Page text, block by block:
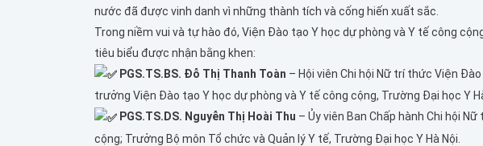
nước đã được vinh danh vì những thành tích và cống hiến xuất sắc.
Trong niềm vui và tự hào đó, Viện Đào tạo Y học dự phòng và Y tế công
tiêu biểu được nhận bằng khen:
PGS.TS.BS. Đỗ Thị Thanh Toàn – Hội viên Chi hội Nữ trí thức Viện
trưởng Viện Đào tạo Y học dự phòng và Y tế công cộng, Trường Đại học Y
PGS.TS.DS. Nguyễn Thị Hoài Thu – Ủy viên Ban Chấp hành Chi hội
cộng; Trưởng Bộ môn Tổ chức và Quản lý Y tế, Trường Đại học Y Hà Nội.